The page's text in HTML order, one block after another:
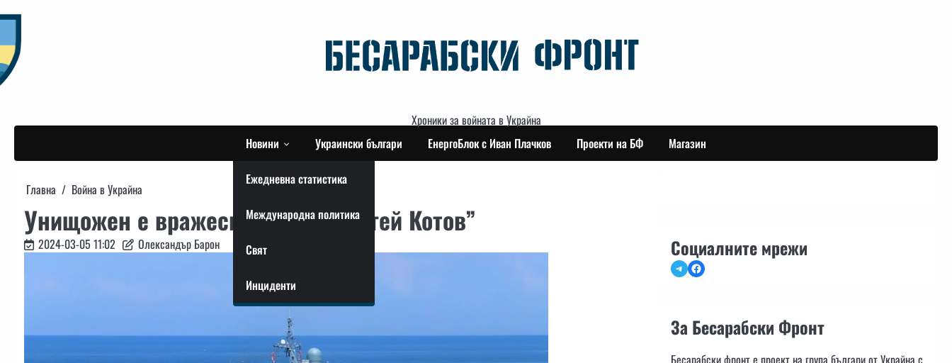
to
content
Хроники за войната в Украйна
Новини
Ежедневна статистика
Международна политика
Свят
Инциденти
Украински българи ЕнергоБлок с Иван Плачков Проекти на БФ Магазин
Главна Война в Украйна
Унищожен е вражески кораб “Сергей Котов”
2024-03-05 11:02 Олександър Барон Социалните мрежи
TelegramFacebook
За Бесарабски Фронт
Бесарабски фронт е проект на група българи от Украйна с